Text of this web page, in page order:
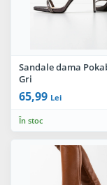
Sandale dama
Gri
65,99 Lei
În stoc